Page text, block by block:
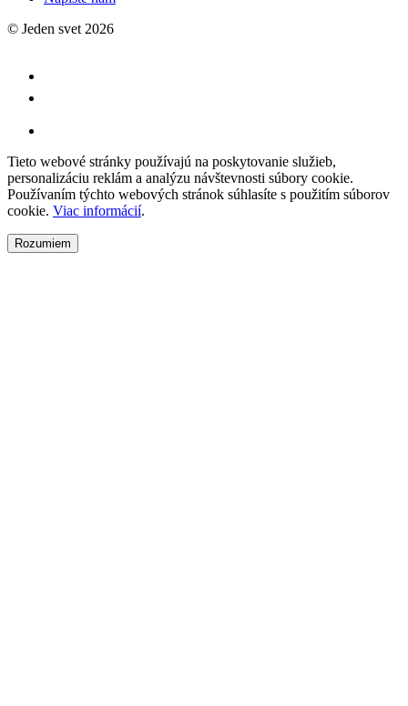
© Jeden svet 2026
Tieto webové stránky používajú na poskytovanie služieb,
personalizáciu reklám a analýzu návštevnosti súbory cookie.
Používaním týchto webových stránok súhlasíte s použitím súborov
cookie. Viac informácií.
Rozumiem